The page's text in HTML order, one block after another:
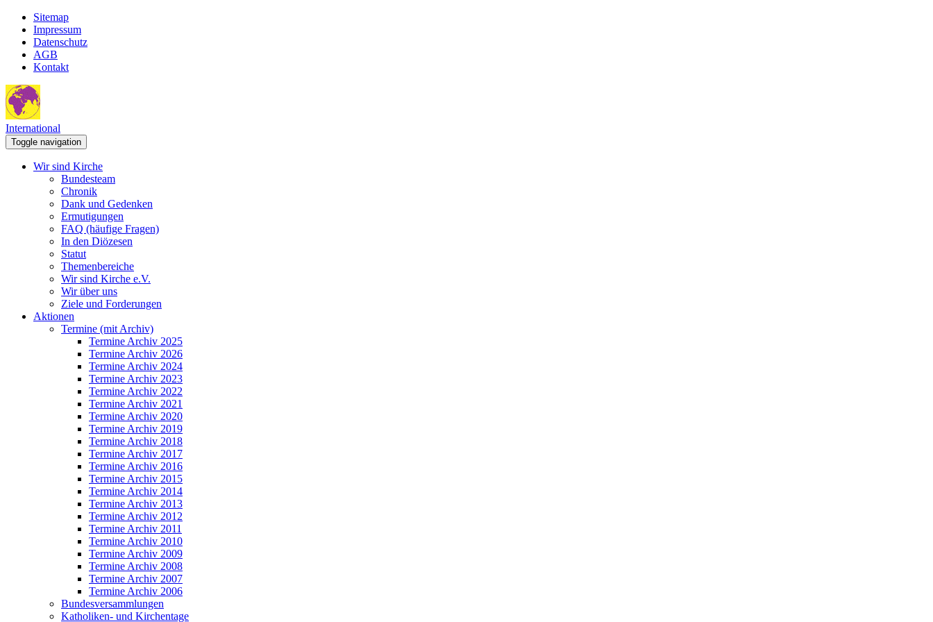
Sitemap
Impressum
Datenschutz
AGB
Kontakt
International
Toggle navigation
Wir sind Kirche
Bundesteam
Chronik
Dank und Gedenken
Ermutigungen
FAQ (häufige Fragen)
In den Diözesen
Statut
Themenbereiche
Wir sind Kirche e.V.
Wir über uns
Ziele und Forderungen
Aktionen
Termine (mit Archiv)
Termine Archiv 2025
Termine Archiv 2026
Termine Archiv 2024
Termine Archiv 2023
Termine Archiv 2022
Termine Archiv 2021
Termine Archiv 2020
Termine Archiv 2019
Termine Archiv 2018
Termine Archiv 2017
Termine Archiv 2016
Termine Archiv 2015
Termine Archiv 2014
Termine Archiv 2013
Termine Archiv 2012
Termine Archiv 2011
Termine Archiv 2010
Termine Archiv 2009
Termine Archiv 2008
Termine Archiv 2007
Termine Archiv 2006
Bundesversammlungen
Katholiken- und Kirchentage